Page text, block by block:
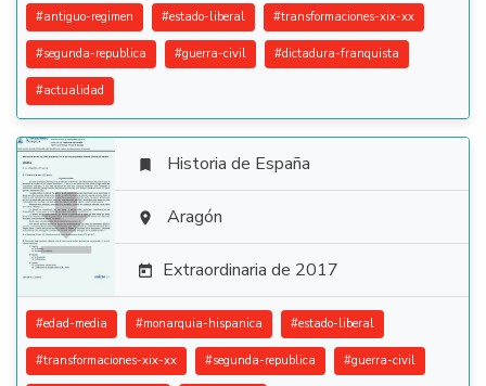
#antiguo-regimen #estado-liberal #transformaciones-xix-xx
#segunda-republica #guerra-civil #dictadura-franquista
#actualidad

 Historia de España
 Aragón
 Extraordinaria de 2017
#edad-media #monarquia-hispanica #estado-liberal
#transformaciones-xix-xx #segunda-republica #guerra-civil